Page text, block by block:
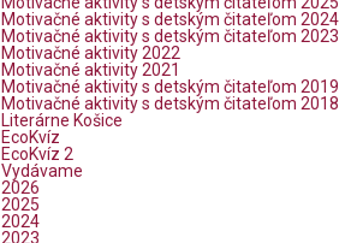
Motivačné aktivity s detským čitateľom 2024
Motivačné aktivity s detským čitateľom 2023
Motivačné aktivity 2022
Motivačné aktivity 2021
Motivačné aktivity s detským čitateľom 2019
Motivačné aktivity s detským čitateľom 2018
Literárne Košice
EcoKvíz
EcoKvíz 2
Vydávame
2026
2025
2024
2023